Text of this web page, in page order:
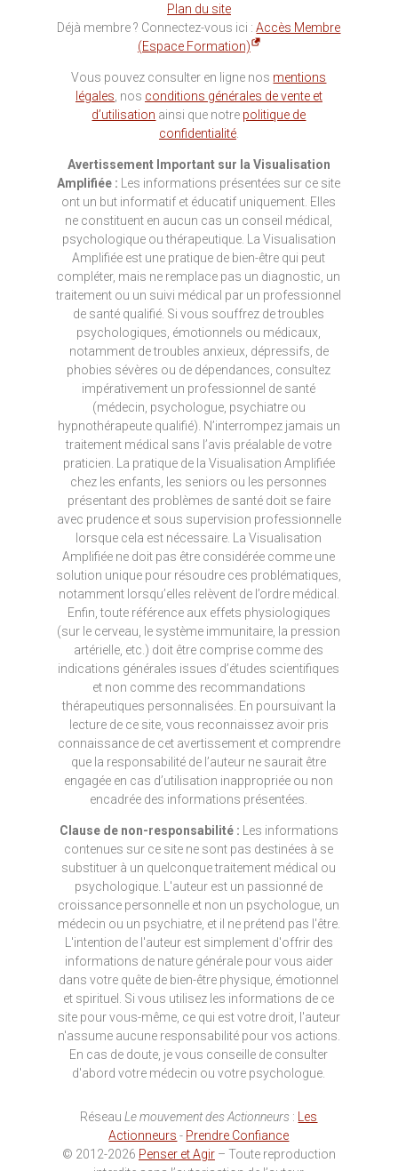
Plan du site
Déjà membre ? Connectez-vous ici :Accès Membre
(Espace Formation)
Vous pouvez consulter en ligne nos mentions
légales , nos conditions générales de vente et
d’utilisation ainsi que notre politique de
confidentialité.
Avertissement Important sur la Visualisation
Amplifiée : Les informations présentées sur ce site
ont un but informatif et éducatif uniquement. Elles
ne constituent en aucun cas un conseil médical,
psychologique ou thérapeutique. La Visualisation
Amplifiée est une pratique de bien-être qui peut
compléter, mais ne remplace pas un diagnostic, un
traitement ou un suivi médical par un professionnel
de santé qualifié. Si vous souffrez de troubles
psychologiques, émotionnels ou médicaux,
notamment de troubles anxieux, dépressifs, de
phobies sévères ou de dépendances, consultez
impérativement un professionnel de santé
(médecin, psychologue, psychiatre ou
hypnothérapeute qualifié). N’interrompez jamais un
traitement médical sans l’avis préalable de votre
praticien. La pratique de la Visualisation Amplifiée
chez les enfants, les seniors ou les personnes
présentant des problèmes de santé doit se faire
avec prudence et sous supervision professionnelle
lorsque cela est nécessaire. La Visualisation
Amplifiée ne doit pas être considérée comme une
solution unique pour résoudre ces problématiques,
notamment lorsqu’elles relèvent de l’ordre médical.
Enfin, toute référence aux effets physiologiques
(sur le cerveau, le système immunitaire, la pression
artérielle, etc.) doit être comprise comme des
indications générales issues d’études scientifiques
et non comme des recommandations
thérapeutiques personnalisées. En poursuivant la
lecture de ce site, vous reconnaissez avoir pris
connaissance de cet avertissement et comprendre
que la responsabilité de l’auteur ne saurait être
engagée en cas d’utilisation inappropriée ou non
encadrée des informations présentées.
Clause de non-responsabilité : Les informations
contenues sur ce site ne sont pas destinées à se
substituer à un quelconque traitement médical ou
psychologique. L'auteur est un passionné de
croissance personnelle et non un psychologue, un
médecin ou un psychiatre, et il ne prétend pas l'être.
L'intention de l'auteur est simplement d'offrir des
informations de nature générale pour vous aider
dans votre quête de bien-être physique, émotionnel
et spirituel. Si vous utilisez les informations de ce
site pour vous-même, ce qui est votre droit, l'auteur
n'assume aucune responsabilité pour vos actions.
En cas de doute, je vous conseille de consulter
d'abord votre médecin ou votre psychologue.
RéseauLe mouvement des Actionneurs :
Les
Actionneurs - Prendre Confiance
© 2012-2026 Penser et Agir– Toute reproduction